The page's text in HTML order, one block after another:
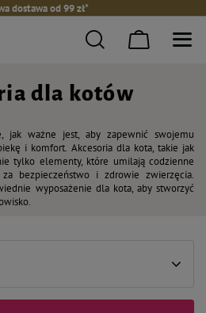
dostawa od 99 zł*
dla kotów
jak ważne jest, aby zapewnić swojemu
i komfort. Akcesoria dla kota, takie jak
tylko elementy, które umilają codzienne
bezpieczeństwo i zdrowie zwierzęcia.
wyposażenie dla kota, aby stworzyć